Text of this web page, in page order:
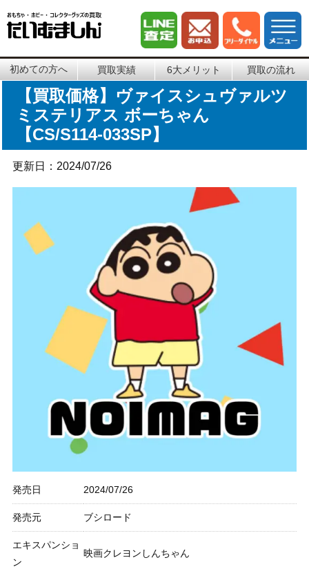
初めての方へ 買取実績 6大メリット 買取の流れ
【買取価格】ヴァイスシュヴァルツ
ミステリアス ボーちゃん
【CS/S114-033SP】
更新日：2024/07/26
発売日 2024/07/26
発売元 ブシロード
エキスパンショ
ン
映画クレヨンしんちゃん